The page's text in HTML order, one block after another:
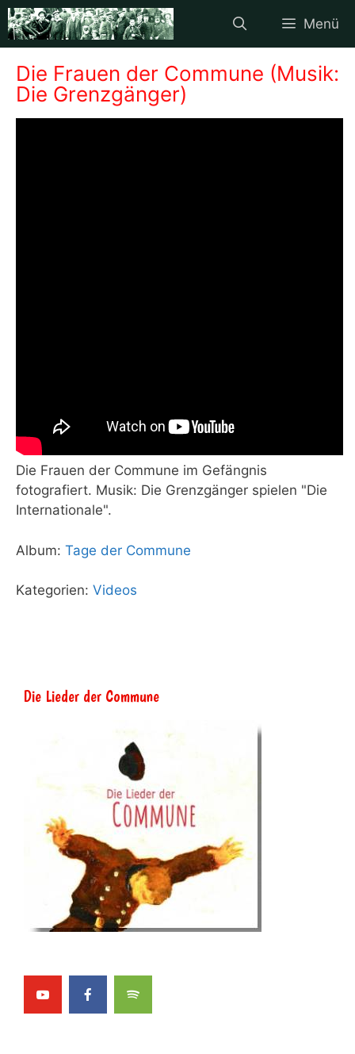
Zum
Inhalt
springen
Menü
Die Frauen der Commune (Musik:
Die Grenzgänger)
Die Frauen der Commune im Gefängnis
fotografiert. Musik: Die Grenzgänger spielen "Die
Internationale".
Album: Tage der Commune
Kategorien: Videos
Die Lieder der Commune